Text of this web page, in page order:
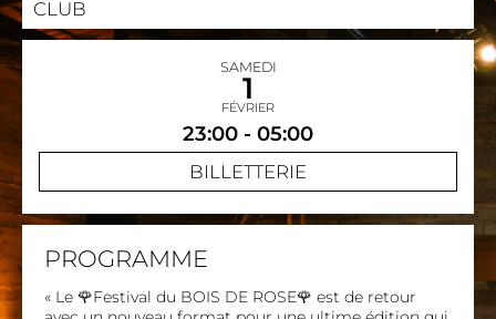
CLUB
SAMEDI
1
FÉVRIER
23:00 - 05:00
BILLETTERIE
PROGRAMME
« Le 🌹Festival du BOIS DE ROSE🌹 est de retour